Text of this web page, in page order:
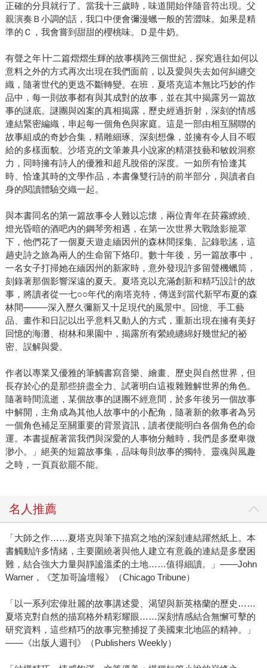
正確的分貝就行了。當我十三歲時，味道開始伴隨音符出現。父
親演奏Ｂ小調的話，我口中便會彌漫蠟一般的苦澀味。如果是精
準的Ｃ，我會嘗到甜甜的櫻桃味。Ｄ是牛奶。
有聲之年∣十二篇熠熠生輝的故事橫跨三個世紀，探究過往如何以
意料之外的方式再次出現在我們面前，以及愛與失去如何糾纏交
織，隨著世代的更迭不斷轉變。在班．夏塔克這本無比巧妙的作
品中，每一則故事都有與其成對的故事，並在其中揭露另一篇故
事的謎底。謎團與凶案的真相揭露，歷史經過折射，深刻的情感
連結緊密編織，串起每一個角色與家庭。這是一部由相互關聯的
故事組成的奇妙合集，精雕細琢、深刻想像，並擁有令人目不暇
給的多樣面貌。沙塔克的文筆兼具小說家的精湛技藝和敏銳洞察
力，同時擁有詩人的優雅和超凡脫俗的深度。一如所有恰逢其
時、恰逢其時的文學作品，本書像雙行詩的前半部分，與讀者自
身的閱讀體驗交織一起。
與本書同名的第一篇故事令人難以忘懷，兩位青年在菸霧繚繞、
燈光昏暗的酒吧內的鋼琴旁相遇，在第一次世界大戰陰影籠罩
下，他們花了一個夏天遊走緬因州的森林間採集、記錄歌謠，這
趟史詩之旅為兩人的生命留下烙印。數十年後，另一篇故事中，
一名女子打掃她在緬因州的新家時，意外發現許多留聲機蠟筒，
刻錄著那個影響深遠的夏天。夏塔克以充滿創新和精巧設計的故
事，將讀者從一七○○年代的南塔克特，傳送到當代新罕布夏的森
林間─——深入歷久彌新又十足現代的風景中。回憶、手工藝
品、畫作和日記以出乎意料又動人的方式，重新出現在擁有美好
回憶的海灘、樹林和果園中，揭露所有縈繞纏綿好幾世紀的祕
密、誤解與愛。
作者以專業又優雅的筆觸書寫音樂、繪畫、歷史與自然世界，但
長存於心的是那些拚盡全力、試著明白這複雜難解世界的角色。
隨著時間流逝，某個故事的謎團不經意間，於多年後另一個故事
中解開，主角成為其他人故事中的小配角，隨著新的敘事者為另
一個角色補足至關重要的背景資訊，讀者便能明白各個角色的命
運。本書提醒著當我們與深愛的人事物分離時，我們是多麼卑微
渺小。」絕美的短篇故事集，品味每則故事的獨特、靈魂與風趣
之時，一頁頁欲罷不能。
名人推薦
「大師之作……夏塔克與筆下描寫之地的深刻連結躍然紙上。本
書觸動許多情緒，主要圍繞著與他人建立有意義的連結是多麼困
難，結合強大力量與靜謐溫柔的土地……值得細讀。」——John
Warner，《芝加哥論壇報》（Chicago Tribune）
「以一系列宏偉壯麗的故事講述愛、渴望與新英格蘭的歷史……
夏塔克對自然的描寫格外精彩耀眼……深刻情感結合無懈可擊的
研究資料，這些精巧的故事完整捕捉了美國東北地區的精神。」
——《出版人週刊》（Publishers Weekly）